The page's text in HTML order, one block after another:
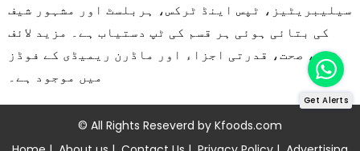
سیلیبریٹیز، ٹپس اینڈ ٹرکس، ہربلسٹ اور مشہور شیف
کی بتائی ہوئی ہر قسم کی ٹپ دستیاب ہے۔ مزید لائف
ٹپس، صحت، قدرتی اجزاء اور ماڈرن ریمیڈی کے فوڈز
میں موجود ہے۔
© All Rights Reseverd by Kfoods.com
Get Alerts